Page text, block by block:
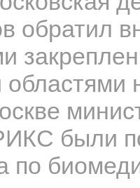
обратил
были
по